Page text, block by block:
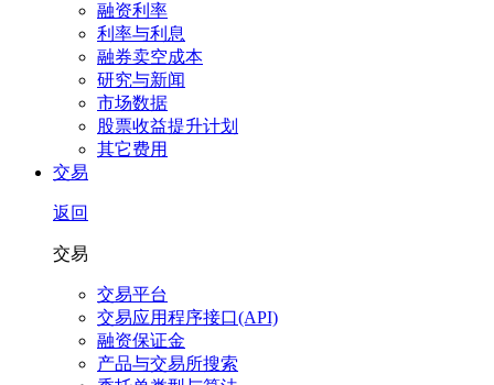
融资利率
利率与利息
融券卖空成本
研究与新闻
市场数据
股票收益提升计划
其它费用
交易
返回
交易
交易平台
交易应用程序接口(API)
融资保证金
产品与交易所搜索